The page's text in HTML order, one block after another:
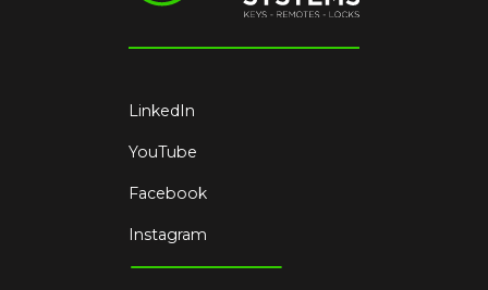
LinkedIn
YouTube
Facebook
Instagram